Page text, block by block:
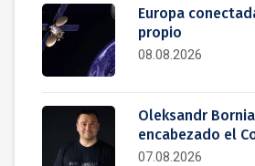
Europa
propio
08.08.2026
Oleksandr
encabezado el
07.08.2026